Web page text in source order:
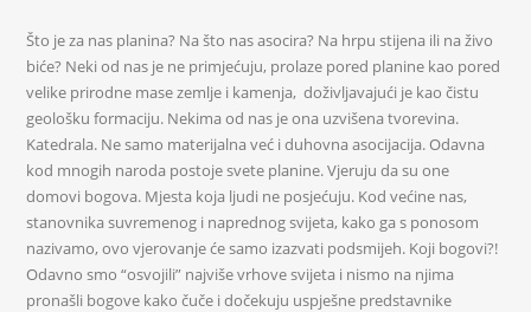
Što je za nas planina? Na što nas asocira? Na hrpu stijena ili na živo
biće? Neki od nas je ne primjećuju, prolaze pored planine kao pored
velike prirodne mase zemlje i kamenja, doživljavajući je kao čistu
geološku formaciju. Nekima od nas je ona uzvišena tvorevina.
Katedrala. Ne samo materijalna već i duhovna asocijacija. Odavna
kod mnogih naroda postoje svete planine. Vjeruju da su one
domovi bogova. Mjesta koja ljudi ne posjećuju. Kod većine nas,
stanovnika suvremenog i naprednog svijeta, kako ga s ponosom
nazivamo, ovo vjerovanje će samo izazvati podsmijeh. Koji bogovi?!
Odavno smo “osvojili” najviše vrhove svijeta i nismo na njima
pronašli bogove kako čuče i dočekuju uspješne predstavnike